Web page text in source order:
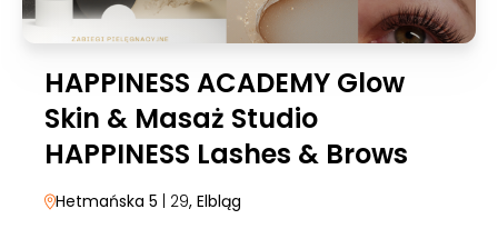
HAPPINESS ACADEMY Glow
Skin & Masaż Studio
HAPPINESS Lashes & Brows
Hetmańska 5 | 29, Elbląg